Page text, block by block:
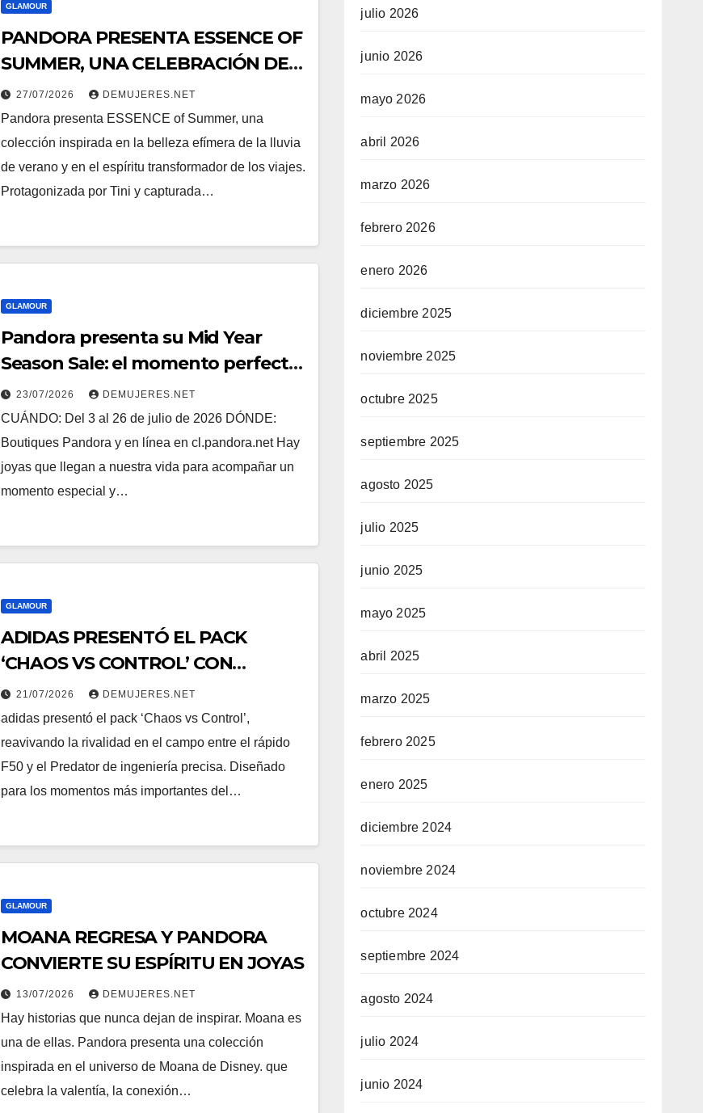
GLAMOUR
PANDORA PRESENTA ESSENCE OF
SUMMER, UNA CELEBRACIÓN DE
LA TRANSFORMACIÓN Y LA
BELLEZA NATURAL
PROTAGONIZADA POR TINI
27/07/2026 DEMUJERES.NET
Pandora presenta ESSENCE of Summer, una
colección inspirada en la belleza efímera de la lluvia
de verano y en el espíritu transformador de los viajes.
Protagonizada por Tini y capturada…
GLAMOUR
Pandora presenta su Mid Year
Season Sale: el momento perfecto
para encontrar esa pieza que
contará tu próxima historia
23/07/2026 DEMUJERES.NET
CUÁNDO: Del 3 al 26 de julio de 2026 DÓNDE:
Boutiques Pandora y en línea en cl.pandora.net Hay
joyas que llegan a nuestra vida para acompañar un
momento especial y…
GLAMOUR
ADIDAS PRESENTÓ EL PACK
‘CHAOS VS CONTROL’ CON
NUEVAS COMBINACIONES DE
COLORES F50 Y PREDATOR
21/07/2026 DEMUJERES.NET
adidas presentó el pack ‘Chaos vs Control’,
reavivando la rivalidad en el campo entre el rápido
F50 y el Predator de ingeniería precisa. Diseñado
para los momentos más importantes del…
GLAMOUR
MOANA REGRESA Y PANDORA
CONVIERTE SU ESPÍRITU EN JOYAS
13/07/2026 DEMUJERES.NET
Hay historias que nunca dejan de inspirar. Moana es
una de ellas. Pandora presenta una colección
inspirada en el universo de Moana de Disney. que
celebra la valentía, la conexión…
julio 2026
junio 2026
mayo 2026
abril 2026
marzo 2026
febrero 2026
enero 2026
diciembre 2025
noviembre 2025
octubre 2025
septiembre 2025
agosto 2025
julio 2025
junio 2025
mayo 2025
abril 2025
marzo 2025
febrero 2025
enero 2025
diciembre 2024
noviembre 2024
octubre 2024
septiembre 2024
agosto 2024
julio 2024
junio 2024